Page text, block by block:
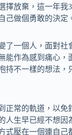
擇放棄，這一年我
己做個勇敢的決定
了一個人，面對社
能作為感到痛心，
持不一樣的想法，
正常的軌道，以免
人生早已經不想因
式壓在一個連自己